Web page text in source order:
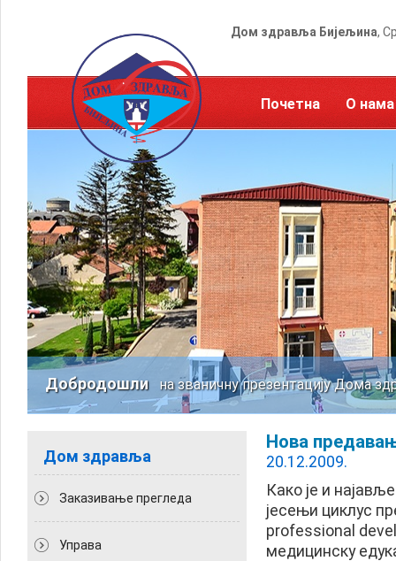
Дом здравља Бијељина,
Почетна О нама
Добродошлина званичну презентацију Дома
Дом здравља
Заказивање прегледа
Управа
Нова
20.12.2009.
Како је и
јесењи циклус
professional
медицинску